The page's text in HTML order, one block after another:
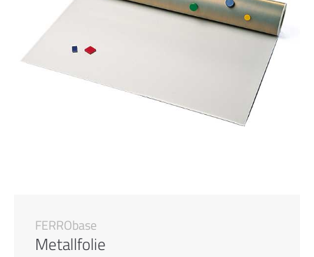
FERRObase
Metallfolie